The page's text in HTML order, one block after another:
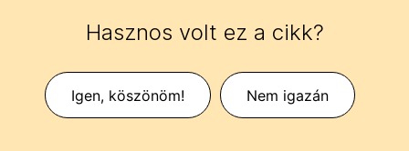
Hasznos volt ez a cikk?
Igen, köszönöm! Nem igazán